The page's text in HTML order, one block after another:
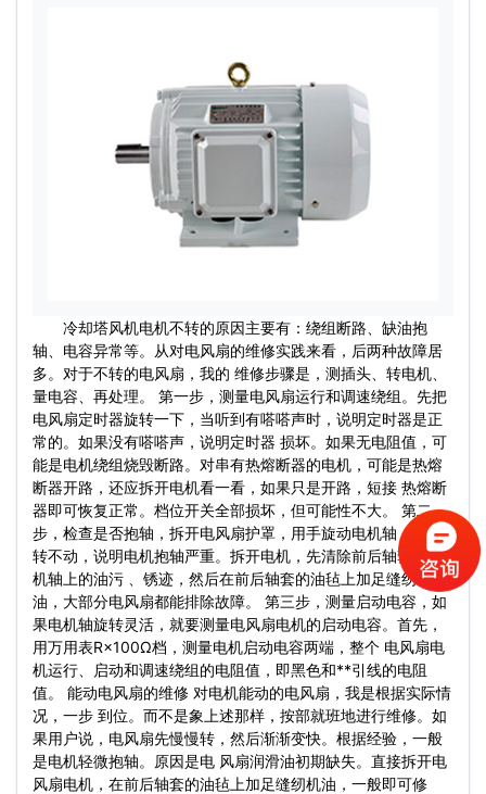
冷却塔风机电机不转的原因主要有：绕组断路、缺油抱
轴、电容异常等。从对电风扇的维修实践来看，后两种故障居
多。对于不转的电风扇，我的 维修步骤是，测插头、转电机、
量电容、再处理。 第一步，测量电风扇运行和调速绕组。先把
电风扇定时器旋转一下，当听到有嗒嗒声时，说明定时器是正
常的。如果没有嗒嗒声，说明定时器 损坏。如果无电阻值，可
能是电机绕组烧毁断路。对串有热熔断器的电机，可能是热熔
断器开路，还应拆开电机看一看，如果只是开路，短接 热熔断
器即可恢复正常。档位开关全部损坏，但可能性不大。 第二
步，检查是否抱轴，拆开电风扇护罩，用手旋动电机轴，如果
转不动，说明电机抱轴严重。拆开电机，先清除前后轴套和电
机轴上的油污 、锈迹，然后在前后轴套的油毡上加足缝纫机
油，大部分电风扇都能排除故障。 第三步，测量启动电容，如
果电机轴旋转灵活，就要测量电风扇电机的启动电容。首先，
用万用表R×100Ω档，测量电机启动电容两端，整个 电风扇电
机运行、启动和调速绕组的电阻值，即黑色和**引线的电阻
值。 能动电风扇的维修 对电机能动的电风扇，我是根据实际情
况，一步 到位。而不是象上述那样，按部就班地进行维修。如
果用户说，电风扇先慢慢转，然后渐渐变快。根据经验，一般
是电机轻微抱轴。原因是电 风扇润滑油初期缺失。直接拆开电
风扇电机，在前后轴套的油毡上加足缝纫机油，一般即可修